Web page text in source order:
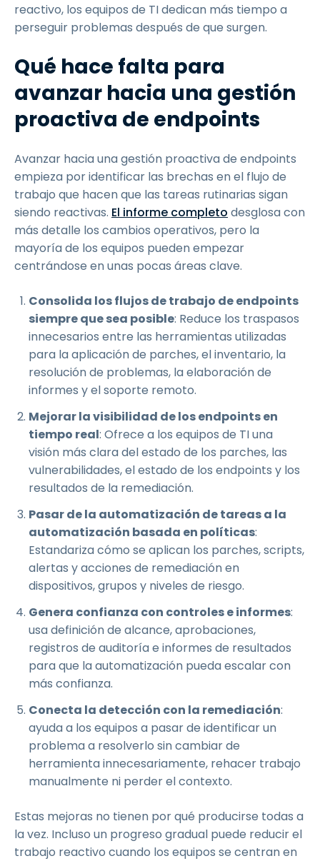
reactivo, los equipos de TI dedican más tiempo a
perseguir problemas después de que surgen.
Qué hace falta para
avanzar hacia una gestión
proactiva de endpoints
Avanzar hacia una gestión proactiva de endpoints
empieza por identificar las brechas en el flujo de
trabajo que hacen que las tareas rutinarias sigan
siendo reactivas. El informe completo desglosa con
más detalle los cambios operativos, pero la
mayoría de los equipos pueden empezar
centrándose en unas pocas áreas clave.
Consolida los flujos de trabajo de endpoints
siempre que sea posible: Reduce los traspasos
innecesarios entre las herramientas utilizadas
para la aplicación de parches, el inventario, la
resolución de problemas, la elaboración de
informes y el soporte remoto.
Mejorar la visibilidad de los endpoints en
tiempo real: Ofrece a los equipos de TI una
visión más clara del estado de los parches, las
vulnerabilidades, el estado de los endpoints y los
resultados de la remediación.
Pasar de la automatización de tareas a la
automatización basada en políticas:
Estandariza cómo se aplican los parches, scripts,
alertas y acciones de remediación en
dispositivos, grupos y niveles de riesgo.
Genera confianza con controles e informes:
usa definición de alcance, aprobaciones,
registros de auditoría e informes de resultados
para que la automatización pueda escalar con
más confianza.
Conecta la detección con la remediación:
ayuda a los equipos a pasar de identificar un
problema a resolverlo sin cambiar de
herramienta innecesariamente, rehacer trabajo
manualmente ni perder el contexto.
Estas mejoras no tienen por qué producirse todas a
la vez. Incluso un progreso gradual puede reducir el
trabajo reactivo cuando los equipos se centran en